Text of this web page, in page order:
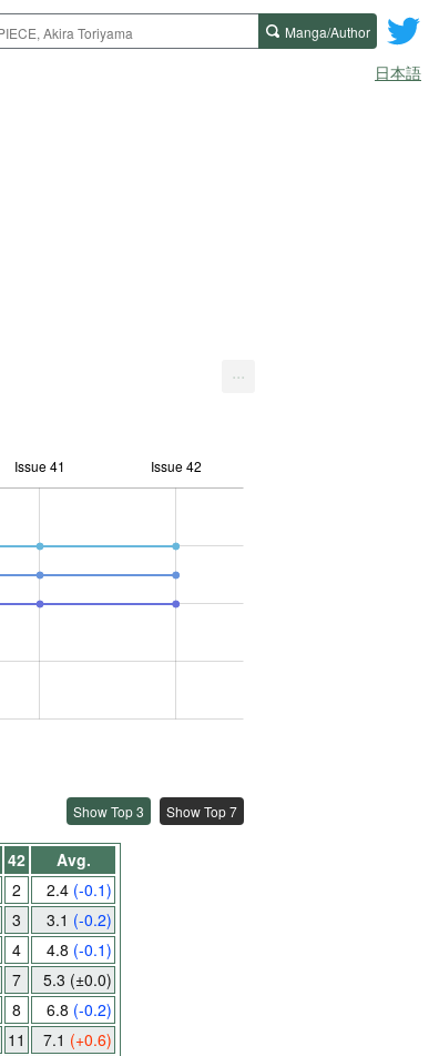
Manga/Author
日本語
Issue 41 Issue 42
...
Show Top 3 Show Top 7
42
Avg.
2 2.4 (-0.1)
3 3.1 (-0.2)
4 4.8 (-0.1)
7 5.3 (±0.0)
8 6.8 (-0.2)
11 7.1 (+0.6)